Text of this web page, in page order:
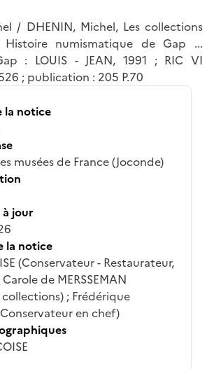
/ DHENIN, Michel, Les collections
Histoire numismatique de Gap ...
: LOUIS - JEAN, 1991 ; RIC VI
; publication : 205 P.70
la notice
musées de France (Joconde)
jour
la notice
(Conservateur - Restaurateur,
de MERSSEMAN
; Frédérique
en chef)